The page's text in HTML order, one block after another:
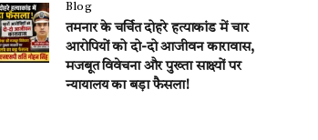
Blog
तमनार के चर्चित दोहरे हत्याकांड में चार
आरोपियों को दो-दो आजीवन कारावास,
मजबूत विवेचना और पुख्ता साक्ष्यों पर
न्यायालय का बड़ा फैसला!